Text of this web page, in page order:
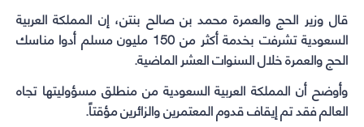
قال وزير الحج والعمرة محمد بن صالح بنتن، إن المملكة العربية
السعودية تشرفت بخدمة أكثر من 150 مليون مسلم أدوا مناسك
الحج والعمرة خلال السنوات العشر الماضية.
وأوضح أن المملكة العربية السعودية من منطلق مسؤوليتها تجاه
العالم فقد تم إيقاف قدوم المعتمرين والزائرين مؤقتاً.
window)
window)
window)
window)